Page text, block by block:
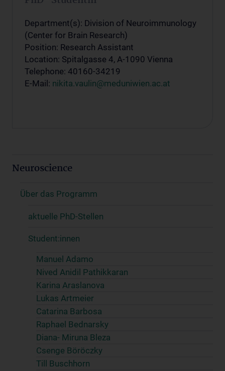
Department(s): Division of Neuroimmunology
(Center for Brain Research)
Position: Research Assistant
Location: Spitalgasse 4, A-1090 Vienna
Telephone: 40160-34219
E-Mail: nikita.vaulin@meduniwien.ac.at
Neuroscience
Über das Programm
aktuelle PhD-Stellen
Student:innen
Manuel Adamo
Nived Anidil Pathikkaran
Karina Araslanova
Lukas Artmeier
Catarina Barbosa
Raphael Bednarsky
Diana- Miruna Bleza
Csenge Böröczky
Till Buschhorn